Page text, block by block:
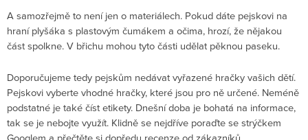
A samozřejmě to není jen o materiálech. Pokud dáte pejskovi na
hraní plyšáka s plastovým čumákem a očima, hrozí, že nějakou
část spolkne. V břichu mohou tyto části udělat pěknou paseku.
Doporučujeme tedy pejskům nedávat vyřazené hračky vašich dětí.
Pejskovi vyberte vhodné hračky, které jsou pro ně určené. Neméně
podstatné je také číst etikety. Dnešní doba je bohatá na informace,
tak se je nebojte využít. Klidně se nejdříve poraďte se strýčkem